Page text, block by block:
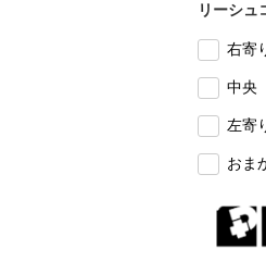
リーシュ
右寄
中央
左寄
おま